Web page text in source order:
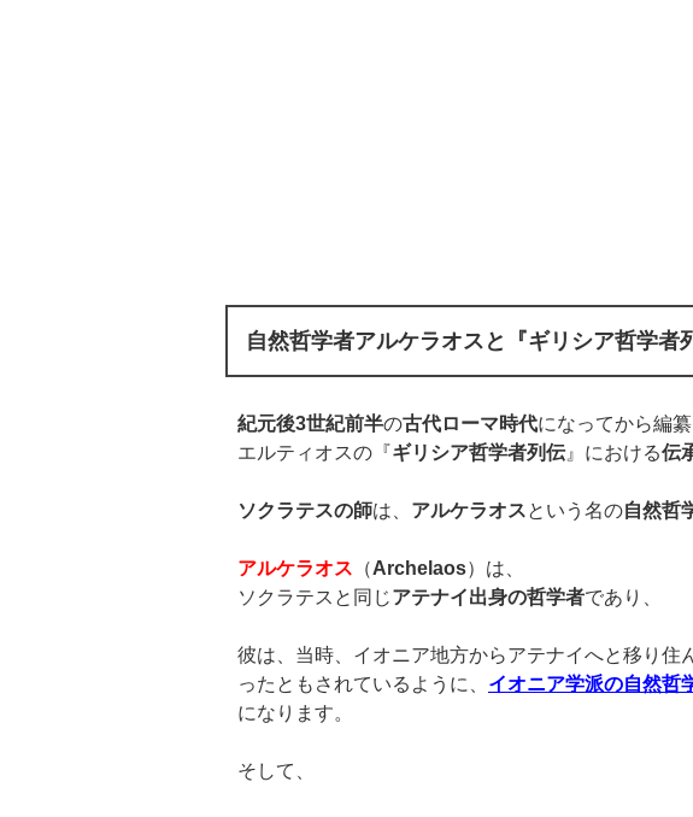
自然哲学者アルケラオスと『ギリシア哲学者
紀元後3世紀前半の古代ローマ時代になってから編
エルティオスの『ギリシア哲学者列伝』における伝
ソクラテスの師は、 アルケラオスという名の自然哲
アルケラオス （Archelaos）は、
ソクラテスと同じアテナイ出身の哲学者であり、
彼は、当時、イオニア地方からアテナイへと移り住
ったともされているように、 イオニア学派の自然哲
になります。
そして、